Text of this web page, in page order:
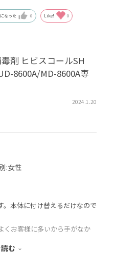
なった 0 Like! 0
剤 ヒビスコールSH
8600A/MD-8600A専
2024.1.20
:女性
。本体に付け替えるだけなので
くお客様に多いから手がなか
すきっかけにしてます。実際
む